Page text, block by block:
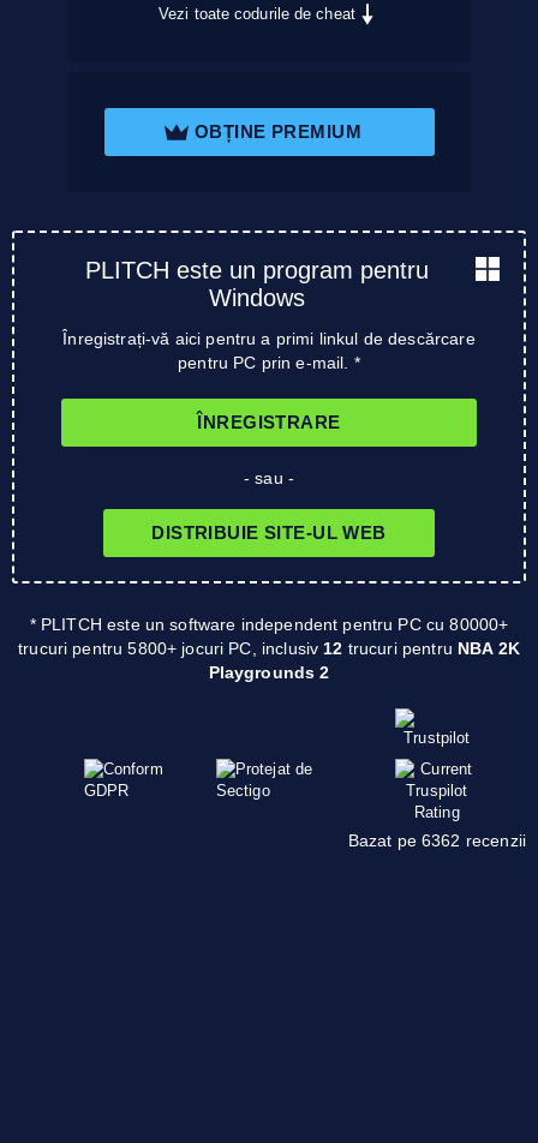
Vezi toate codurile de cheat
OBȚINE PREMIUM
PLITCH este un program pentru
Windows
Înregistrați-vă aici pentru a primi linkul de descărcare
pentru PC prin e-mail. *
ÎNREGISTRARE
- sau -
DISTRIBUIE SITE-UL WEB
* PLITCH este un software independent pentru PC cu 80000+
trucuri pentru 5800+ jocuri PC, inclusiv 12 trucuri pentru NBA 2K
Playgrounds 2
Bazat pe 6362 recenzii